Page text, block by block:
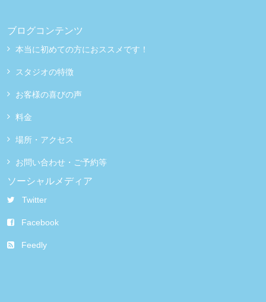
ブログコンテンツ
本当に初めての方におススメです！
スタジオの特徴
お客様の喜びの声
料金
場所・アクセス
お問い合わせ・ご予約等
ソーシャルメディア
Twitter
Facebook
Feedly